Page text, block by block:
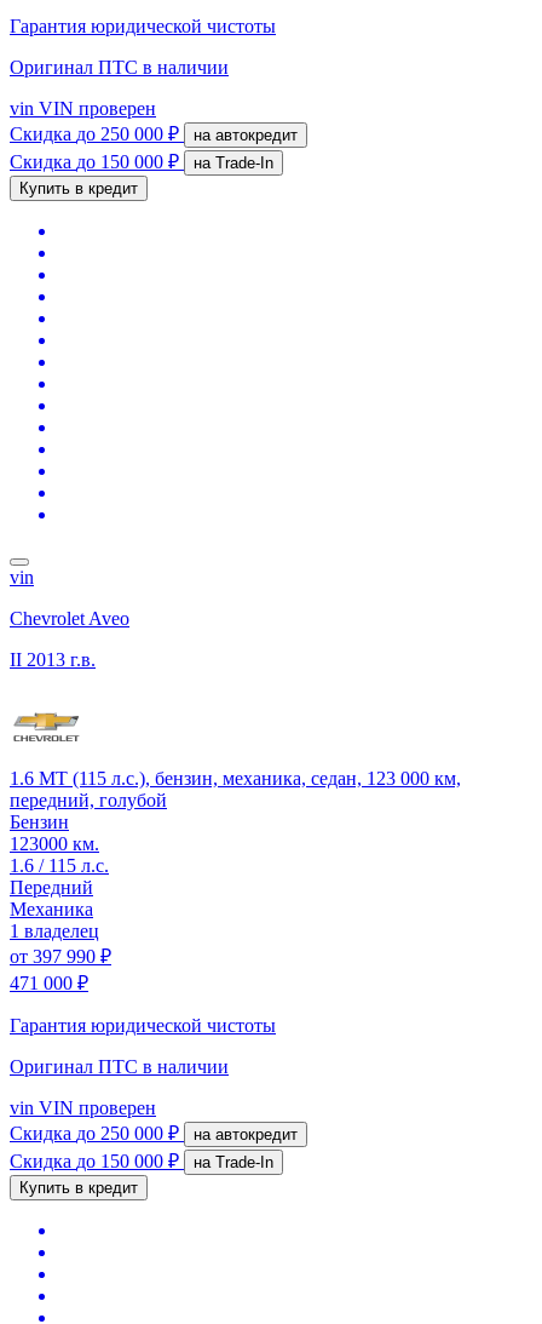
Гарантия юридической чистоты
Оригинал ПТС в наличии
vin VIN проверен
Скидка до 250 000 ₽ на автокредит
Скидка до 150 000 ₽
на Trade-In
Купить в кредит
vin
Chevrolet Aveo
II 2013 г.в.
1.6 MT (115 л.с.), бензин, механика, седан, 123 000 км,
передний, голубой
Бензин
123000 км.
1.6 / 115 л.с.
Передний
Механика
1 владелец
от 397 990 ₽
471 000 ₽
Гарантия юридической чистоты
Оригинал ПТС в наличии
vin VIN проверен
Скидка до 250 000 ₽ на автокредит
Скидка до 150 000 ₽
на Trade-In
Купить в кредит